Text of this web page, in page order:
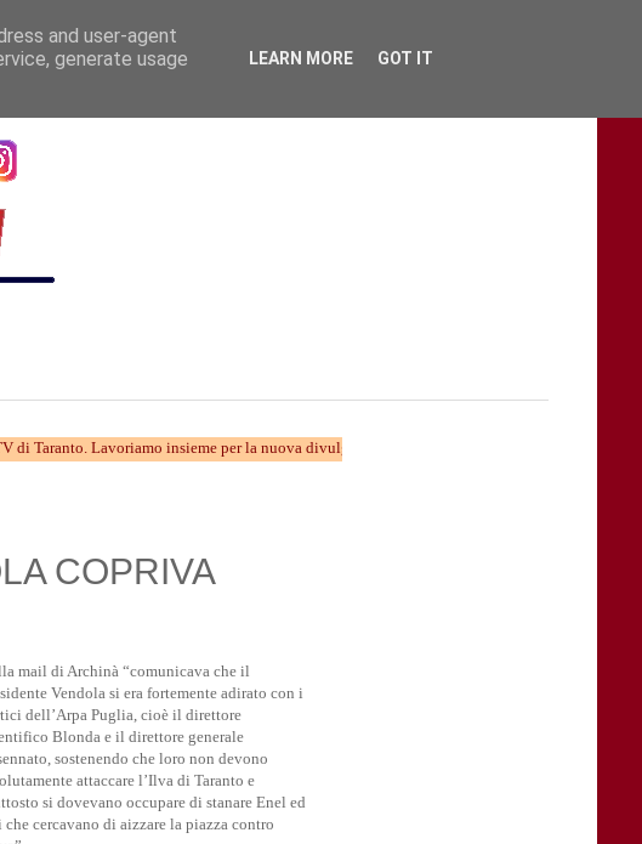
Lavoriamo insieme per la nuova divulgazione...... TARAStv e' parte della Taranto che
COPRIVA
mail di Archinà “comunicava che il
Vendola si era fortemente adirato con i
dell’Arpa Puglia, cioè il direttore
Blonda e il direttore generale
sostenendo che loro non devono
attaccare l’Ilva di Taranto e
si dovevano occupare di stanare Enel ed
che cercavano di aizzare la piazza contro
and user-agent
generate usage
LEARN MORE GOT IT